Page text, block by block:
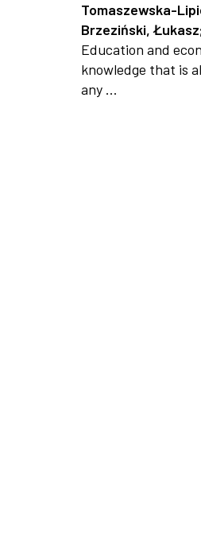
Tomaszewska-
Brzeziński, Łukasz
Education and
knowledge that is
any ...